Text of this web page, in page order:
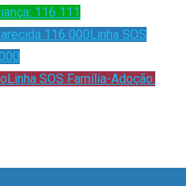
116 111
Linha SOS
Linha SOS Família-Adoção: